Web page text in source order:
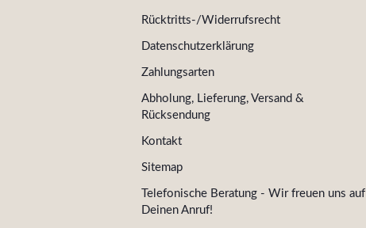
Rücktritts-/Widerrufsrecht
Datenschutzerklärung
Zahlungsarten
Abholung, Lieferung, Versand &
Rücksendung
Kontakt
Sitemap
Telefonische Beratung - Wir freuen uns auf
Deinen Anruf!